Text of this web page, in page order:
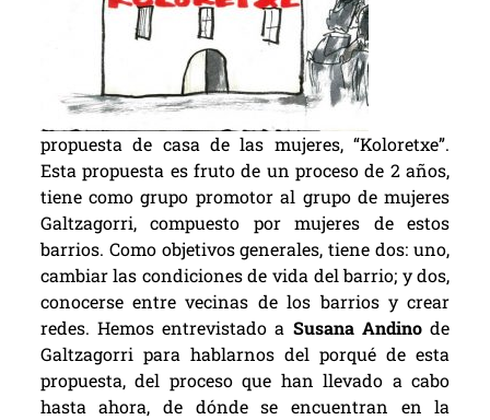
propuesta de casa de las mujeres, “Koloretxe”.
Esta propuesta es fruto de un proceso de 2 años,
tiene como grupo promotor al grupo de mujeres
Galtzagorri, compuesto por mujeres de estos
barrios. Como objetivos generales, tiene dos: uno,
cambiar las condiciones de vida del barrio; y dos,
conocerse entre vecinas de los barrios y crear
redes. Hemos entrevistado a Susana Andinode
Galtzagorri para hablarnos del porqué de esta
propuesta, del proceso que han llevado a cabo
hasta ahora, de dónde se encuentran en la